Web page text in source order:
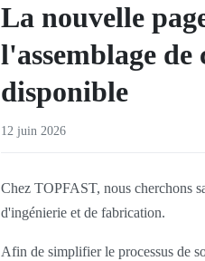
La nouvelle
l'assemblage
disponible
12 juin 2026
Chez TOPFAST, nous cherchons
d'ingénierie et de fabrication.
Afin de simplifier le processus de